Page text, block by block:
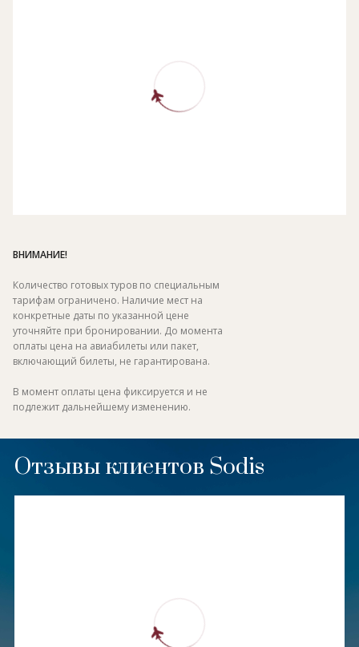
ВНИМАНИЕ!
Количество готовых туров по специальным
тарифам ограничено. Наличие мест на
конкретные даты по указанной цене
уточняйте при бронировании. До момента
оплаты цена на авиабилеты или пакет,
включающий билеты, не гарантирована.
В момент оплаты цена фиксируется и не
подлежит дальнейшему изменению.
Отзывы клиентов Sodis